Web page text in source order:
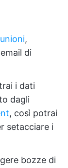
,
di
i dati
dagli
, così potrai
setacciare i
bozze di